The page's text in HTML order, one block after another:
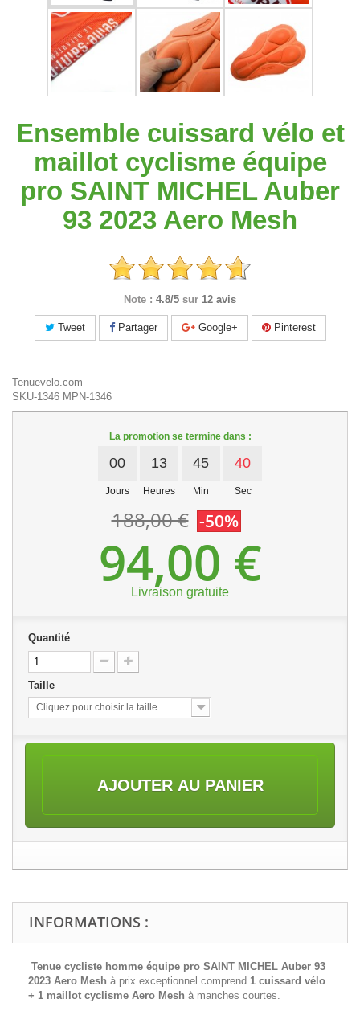
Ensemble cuissard vélo et
maillot cyclisme équipe
pro SAINT MICHEL Auber
93 2023 Aero Mesh
Note : 4.8/5 sur 12 avis
Tweet Partager Google+ Pinterest
Tenuevelo.com
SKU-1346 MPN-1346
La promotion se termine dans :
00
Jours
13
Heures
45
Min
39
Sec
188,00 € -50%
94,00 €
Livraison gratuite
Quantité
Taille
Cliquez pour choisir la taille
AJOUTER AU PANIER
INFORMATIONS :
Tenue cycliste homme équipe pro SAINT MICHEL Auber 93
2023 Aero Mesh à prix exceptionnel comprend 1 cuissard vélo
+ 1 maillot cyclisme Aero Mesh à manches courtes.